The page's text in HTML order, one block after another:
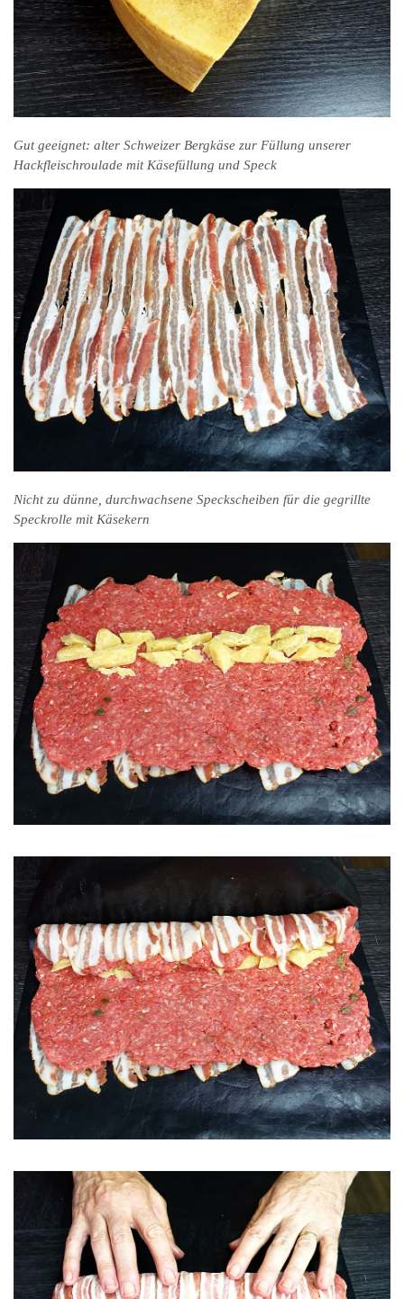
Gut geeignet: alter Schweizer Bergkäse zur Füllung unserer
Hackfleischroulade mit Käsefüllung und Speck
Nicht zu dünne, durchwachsene Speckscheiben für die gegrillte
Speckrolle mit Käsekern